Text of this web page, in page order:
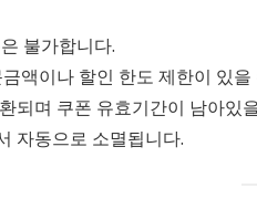
불가합니다.
액이나 할인 한도 제한이 있을
되며 쿠폰 유효기간이 남아있
자동으로 소멸됩니다.